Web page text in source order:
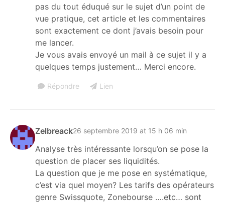
pas du tout éduqué sur le sujet d’un point de
vue pratique, cet article et les commentaires
sont exactement ce dont j’avais besoin pour
me lancer.
Je vous avais envoyé un mail à ce sujet il y a
quelques temps justement… Merci encore.
Répondre Lien
Zelbreack26 septembre 2019 at 15 h 06 min
Analyse très intéressante lorsqu’on se pose la
question de placer ses liquidités.
La question que je me pose en systématique,
c’est via quel moyen? Les tarifs des opérateurs
genre Swissquote, Zonebourse ….etc… sont